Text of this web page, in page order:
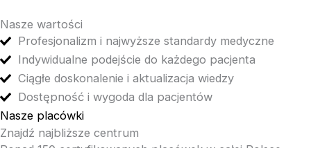
Nasze wartości
Profesjonalizm i najwyższe standardy medyczne
Indywidualne podejście do każdego pacjenta
Ciągłe doskonalenie i aktualizacja wiedzy
Dostępność i wygoda dla pacjentów
Nasze placówki
Znajdź najbliższe centrum